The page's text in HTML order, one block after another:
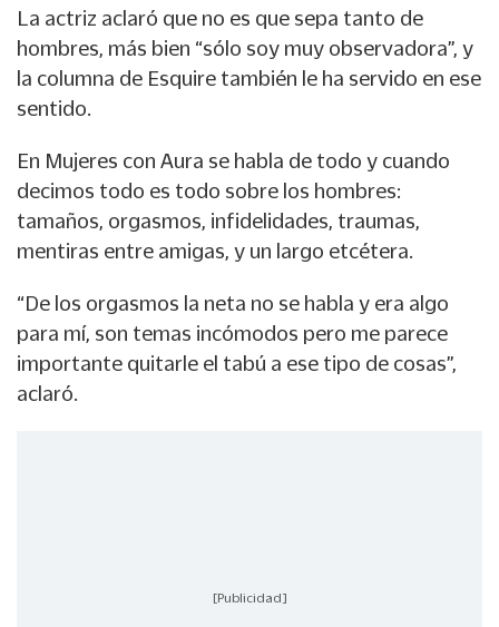
La actriz aclaró que no es que sepa tanto de
hombres, más bien “sólo soy muy observadora”, y
la columna de Esquire también le ha servido en ese
sentido.
En Mujeres con Aura se habla de todo y cuando
decimos todo es todo sobre los hombres:
tamaños, orgasmos, infidelidades, traumas,
mentiras entre amigas, y un largo etcétera.
“De los orgasmos la neta no se habla y era algo
para mí, son temas incómodos pero me parece
importante quitarle el tabú a ese tipo de cosas”,
aclaró.
[Publicidad]